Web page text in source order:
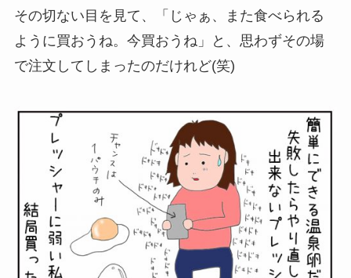
その切ない目を見て、「じゃぁ、また食べられる
ように買おうね。今買おうね」と、思わずその場
で注文してしまったのだけれど(笑)